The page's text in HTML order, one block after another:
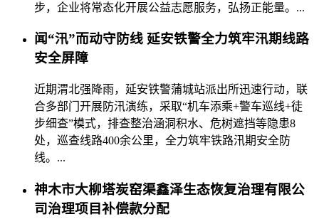
步，企业将常态化开展公益志愿服务，弘扬正能量。...
闻“汛”而动守防线 延安铁警全力筑牢汛期线路
安全屏障
近期渭北强降雨，延安铁警蒲城站派出所迅速行动，联
合多部门开展防汛演练，采取“机车添乘+警车巡线+徒
步细查”模式，排查整治涵洞积水、危树遮挡等隐患8
处，巡查线路400余公里，全力筑牢铁路汛期安全防
线。...
神木市大柳塔炭窑渠鑫泽生态恢复治理有限公
司治理项目补偿款分配